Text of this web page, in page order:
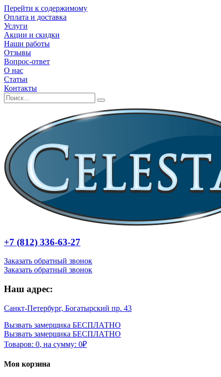
Перейти к содержимому
Оплата и доставка
Услуги
Акции и скидки
Наши работы
Отзывы
Вопрос-ответ
О нас
Статьи
Контакты
+7 (812) 336-63-27
Заказать обратный звонок
Заказать обратный звонок
Наш адрес:
Санкт-Петербург, Богатырский пр. 43
Вызвать замерщика БЕСПЛАТНО
Вызвать замерщика БЕСПЛАТНО
Товаров: 0, на сумму: 0₽
Моя корзина